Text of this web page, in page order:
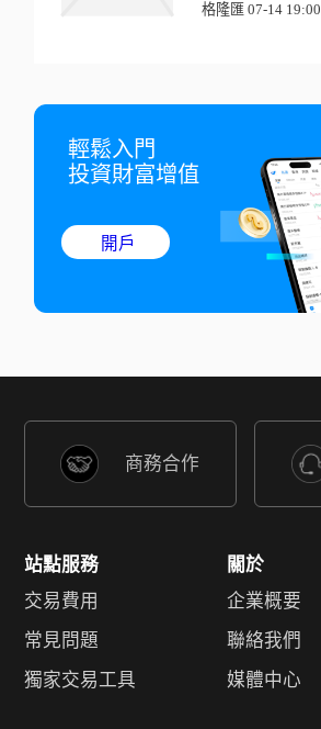
格隆匯 07-14 19:00
輕鬆入門
投資財富增值
開戶
商務合作
站點服務
交易費用
常見問題
獨家交易工具
關於
企業概要
聯絡我們
媒體中心